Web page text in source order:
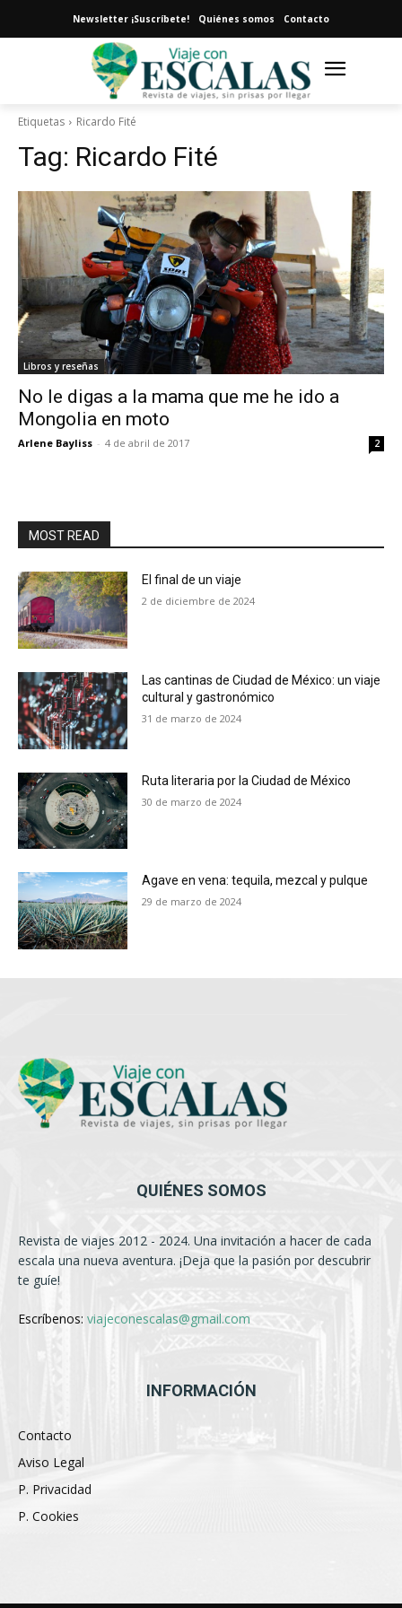
Newsletter ¡Suscríbete! Quiénes somos Contacto
Etiquetas Ricardo Fité
Tag: Ricardo Fité
Libros y reseñas
No le digas a la mama que me he ido a
Mongolia en moto
Arlene Bayliss - 4 de abril de 2017 2
MOST READ
El final de un viaje
2 de diciembre de 2024
Las cantinas de Ciudad de México: un viaje
cultural y gastronómico
31 de marzo de 2024
Ruta literaria por la Ciudad de México
30 de marzo de 2024
Agave en vena: tequila, mezcal y pulque
29 de marzo de 2024
QUIÉNES SOMOS
Revista de viajes 2012 - 2024. Una invitación a hacer de cada
escala una nueva aventura. ¡Deja que la pasión por descubrir
te guíe!
Escríbenos: viajeconescalas@gmail.com
INFORMACIÓN
Contacto
Aviso Legal
P. Privacidad
P. Cookies